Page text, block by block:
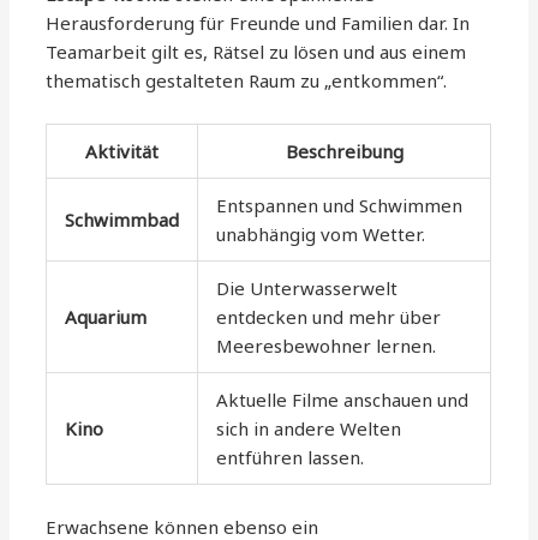
Herausforderung für Freunde und Familien dar. In
Teamarbeit gilt es, Rätsel zu lösen und aus einem
thematisch gestalteten Raum zu „entkommen“.
Aktivität Beschreibung
Schwimmbad
Entspannen und Schwimmen
unabhängig vom Wetter.
Aquarium
Die Unterwasserwelt
entdecken und mehr über
Meeresbewohner lernen.
Kino
Aktuelle Filme anschauen und
sich in andere Welten
entführen lassen.
Erwachsene können ebenso ein